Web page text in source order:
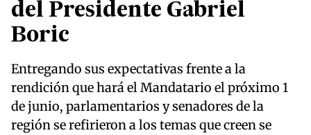
del Presidente Gabriel
Boric
Entregando sus expectativas frente a la
rendición que hará el Mandatario el próximo 1
de junio, parlamentarios y senadores de la
región se refirieron a los temas que creen se